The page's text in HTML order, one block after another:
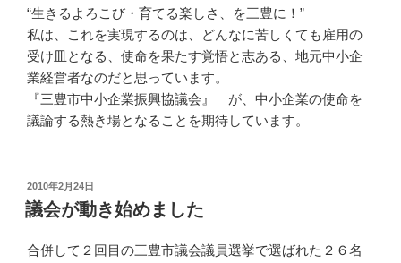
“生きるよろこび・育てる楽しさ、を三豊に！”
私は、これを実現するのは、どんなに苦しくても雇用の
受け皿となる、使命を果たす覚悟と志ある、地元中小企
業経営者なのだと思っています。
『三豊市中小企業振興協議会』 が、中小企業の使命を
議論する熱き場となることを期待しています。
投
稿
日:
2010年2月24日
議会が動き始めました
合併して２回目の三豊市議会議員選挙で選ばれた２６名